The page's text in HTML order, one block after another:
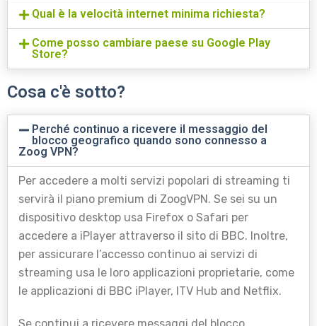
Qual è la velocità internet minima richiesta?
Come posso cambiare paese su Google Play
Store?
Cosa c'è sotto?
Perché continuo a ricevere il messaggio del
blocco geografico quando sono connesso a
Zoog VPN?
Per accedere a molti servizi popolari di streaming ti
servirà il piano premium di ZoogVPN. Se sei su un
dispositivo desktop usa Firefox o Safari per
accedere a iPlayer attraverso il sito di BBC. Inoltre,
per assicurare l’accesso continuo ai servizi di
streaming usa le loro applicazioni proprietarie, come
le applicazioni di BBC iPlayer, ITV Hub and Netflix.